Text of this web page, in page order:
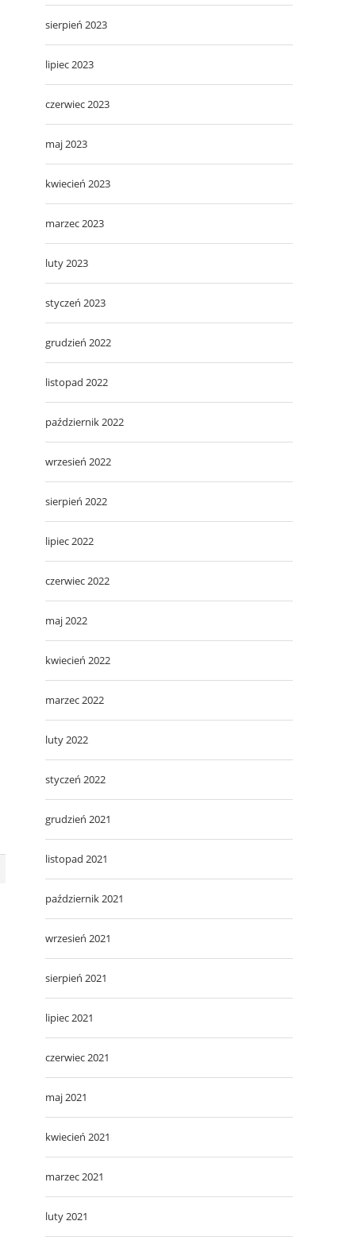
sierpień 2023
lipiec 2023
czerwiec 2023
maj 2023
kwiecień 2023
marzec 2023
luty 2023
styczeń 2023
grudzień 2022
listopad 2022
październik 2022
wrzesień 2022
sierpień 2022
lipiec 2022
czerwiec 2022
maj 2022
kwiecień 2022
marzec 2022
luty 2022
styczeń 2022
grudzień 2021
listopad 2021
październik 2021
wrzesień 2021
sierpień 2021
lipiec 2021
czerwiec 2021
maj 2021
kwiecień 2021
marzec 2021
luty 2021